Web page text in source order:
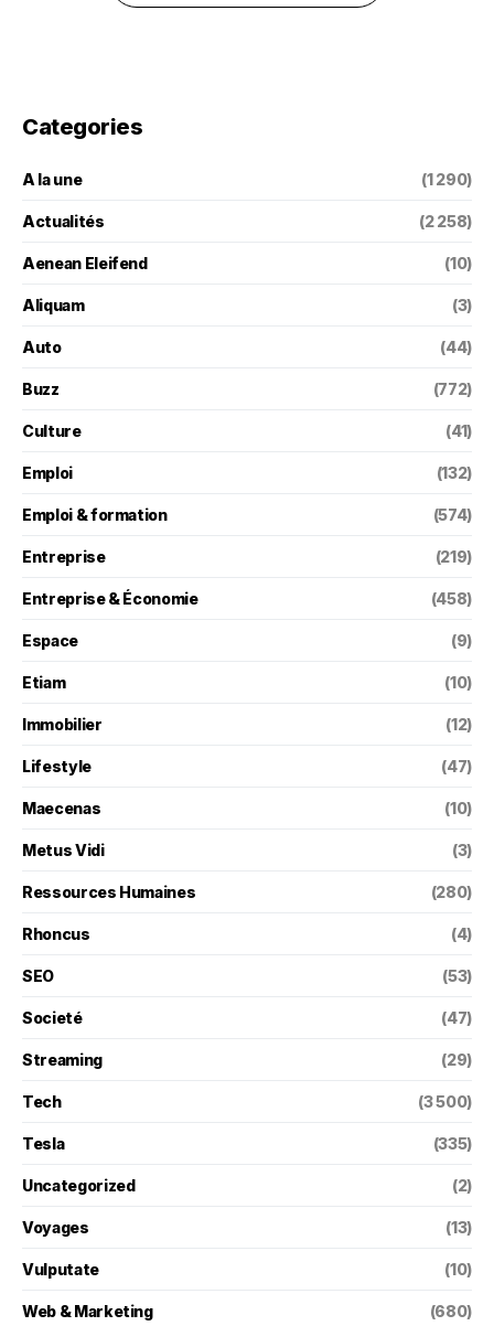
Categories
A la une (1 290)
Actualités (2 258)
Aenean Eleifend (10)
Aliquam (3)
Auto (44)
Buzz (772)
Culture (41)
Emploi (132)
Emploi & formation (574)
Entreprise (219)
Entreprise & Économie (458)
Espace (9)
Etiam (10)
Immobilier (12)
Lifestyle (47)
Maecenas (10)
Metus Vidi (3)
Ressources Humaines (280)
Rhoncus (4)
SEO (53)
Societé (47)
Streaming (29)
Tech (3 500)
Tesla (335)
Uncategorized (2)
Voyages (13)
Vulputate (10)
Web & Marketing (680)